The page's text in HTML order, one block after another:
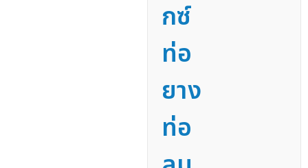
กซ์
ท่อ
ยาง
ท่อ